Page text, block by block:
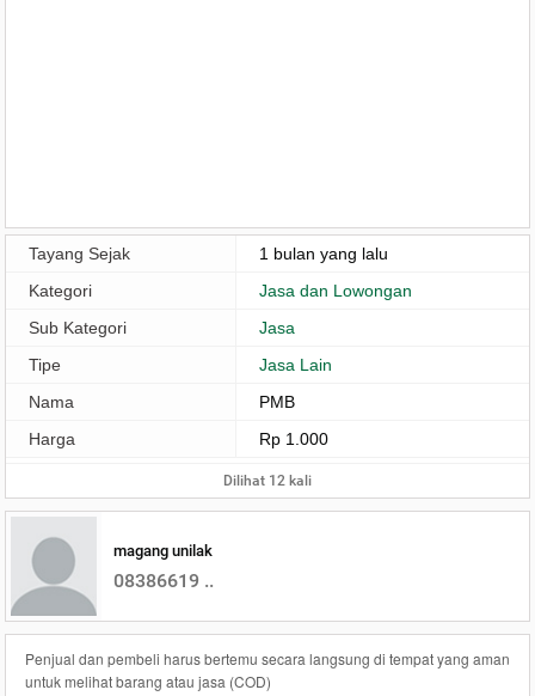
Tayang Sejak
1 bulan yang lalu
Kategori
Jasa dan Lowongan
Sub Kategori
Jasa
Tipe
Jasa Lain
Nama
PMB
Harga
Rp 1.000
Dilihat 12 kali
magang unilak
08386619 ..
Penjual dan pembeli harus bertemu secara langsung di tempat yang aman
untuk melihat barang atau jasa (COD)